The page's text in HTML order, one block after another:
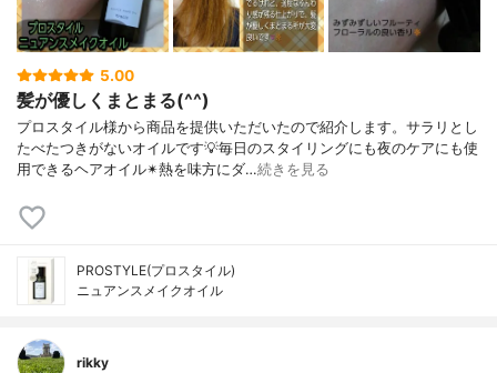
5.00
髪が優しくまとまる(^^)
プロスタイル様から商品を提供いただいたので紹介します。サラリとし
たべたつきがないオイルです💡毎日のスタイリングにも夜のケアにも使
用できるヘアオイル✴熱を味方にダ…続きを見る
PROSTYLE(プロスタイル)
ニュアンスメイクオイル
rikky